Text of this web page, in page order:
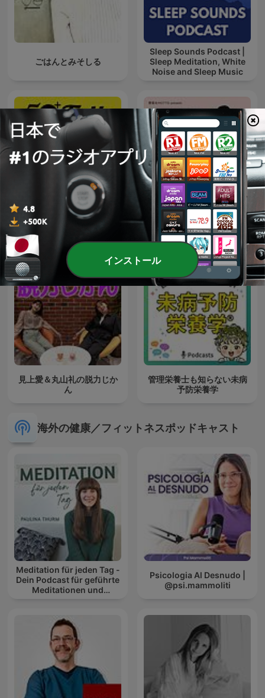
ごはんとみそしる
Sleep Sounds Podcast |
Sleep Meditation, White
Noise and Sleep Music
50+TALK
野菜をMOTTO presents ス
ープのじかん。
見上愛＆丸山礼の脱力じか
ん
管理栄養士も知らない未病
予防栄養学
海外の健康／フィットネスポッドキャスト
Meditation für jeden Tag -
Dein Podcast für geführte
Meditationen und
Psicologia Al Desnudo |
@psi.mammoliti
インストール